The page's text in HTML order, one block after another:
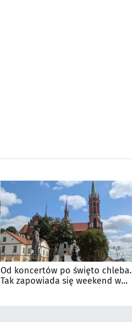
Od koncertów po święto chleba.
Tak zapowiada się weekend w